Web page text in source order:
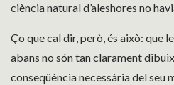
ciència natural d’aleshores no
Ço que cal dir, però, és això: que
abans no són tan clarament
conseqüència necessària del seu